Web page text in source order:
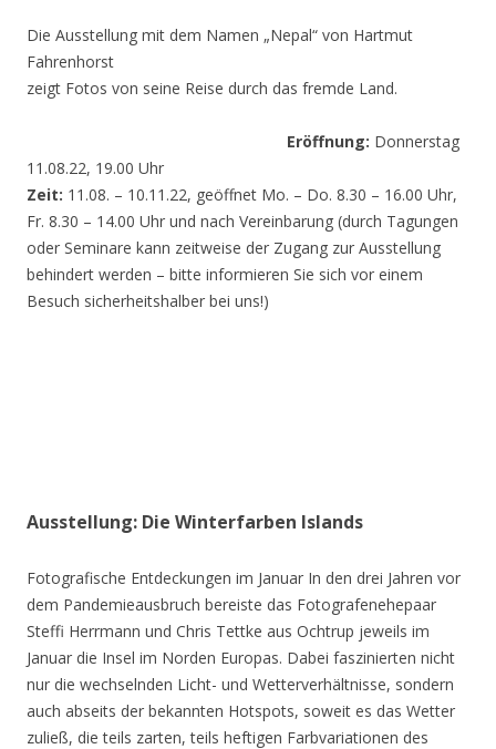
Die Ausstellung mit dem Namen „Nepal“ von Hartmut
Fahrenhorst
zeigt Fotos von seine Reise durch das fremde Land.
Eröffnung: Donnerstag
11.08.22, 19.00 Uhr
Zeit: 11.08. – 10.11.22, geöffnet Mo. – Do. 8.30 – 16.00 Uhr,
Fr. 8.30 – 14.00 Uhr und nach Vereinbarung (durch Tagungen
oder Seminare kann zeitweise der Zugang zur Ausstellung
behindert werden – bitte informieren Sie sich vor einem
Besuch sicherheitshalber bei uns!)
Ausstellung: Die Winterfarben Islands
Fotografische Entdeckungen im Januar In den drei Jahren vor
dem Pandemieausbruch bereiste das Fotografenehepaar
Steffi Herrmann und Chris Tettke aus Ochtrup jeweils im
Januar die Insel im Norden Europas. Dabei faszinierten nicht
nur die wechselnden Licht- und Wetterverhältnisse, sondern
auch abseits der bekannten Hotspots, soweit es das Wetter
zuließ, die teils zarten, teils heftigen Farbvariationen des